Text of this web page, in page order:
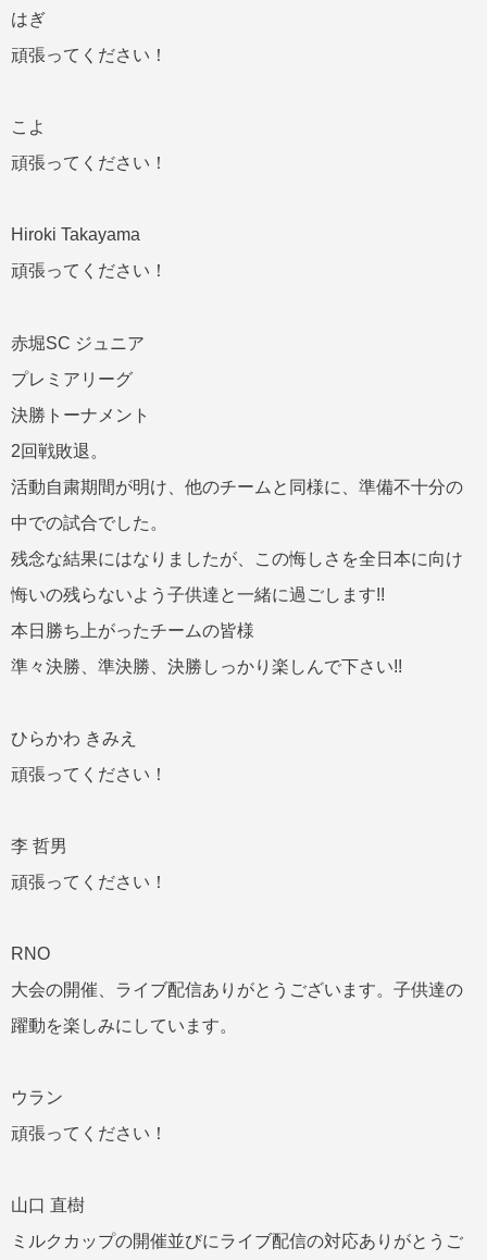
はぎ
頑張ってください！
こよ
頑張ってください！
Hiroki Takayama
頑張ってください！
赤堀SC ジュニア
プレミアリーグ
決勝トーナメント
2回戦敗退。
活動自粛期間が明け、他のチームと同様に、準備不十分の
中での試合でした。
残念な結果にはなりましたが、この悔しさを全日本に向け
悔いの残らないよう子供達と一緒に過ごします!!
本日勝ち上がったチームの皆様
準々決勝、準決勝、決勝しっかり楽しんで下さい!!
ひらかわ きみえ
頑張ってください！
李 哲男
頑張ってください！
RNO
大会の開催、ライブ配信ありがとうございます。子供達の
躍動を楽しみにしています。
ウラン
頑張ってください！
山口 直樹
ミルクカップの開催並びにライブ配信の対応ありがとうご